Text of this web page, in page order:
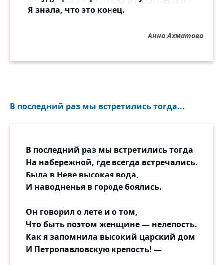
Я знала, что это конец.
Анна Ахматова
В последний раз мы встретились тогда...
В последний раз мы встретились тогда
На набережной, где всегда встречались.
Была в Неве высокая вода,
И наводненья в городе боялись.
Он говорил о лете и о том,
Что быть поэтом женщине — нелепость.
Как я запомнила высокий царский дом
И Петропавловскую крепость! —